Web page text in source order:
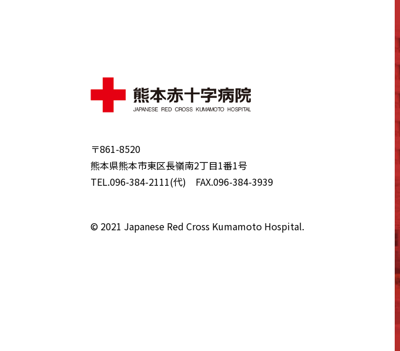
〒861-8520
熊本県熊本市東区長嶺南2丁目1番1号
TEL.096-384-2111(代) FAX.096-384-3939
© 2021 Japanese Red Cross Kumamoto Hospital.